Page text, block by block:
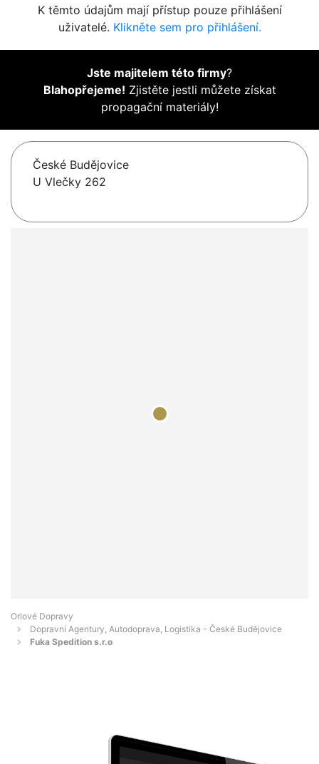
K těmto údajům mají přístup pouze přihlášení
uživatelé. Klikněte sem pro přihlášení.
Jste majitelem této firmy?
Blahopřejeme! Zjistěte jestli můžete získat
propagační materiály!
České Budějovice
U Vlečky 262
Orlové Dopravy
Dopravní Agentury, Autodoprava, Logistika - České Budějovice
Fuka Spedition s.r.o